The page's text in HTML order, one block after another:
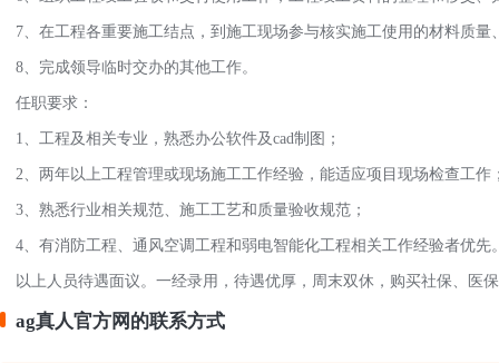
7、在工程各重要施工结点，到施工现场参与核实施工使用的材料质量
8、完成领导临时交办的其他工作。
任职要求：
1、工程及相关专业，熟悉办公软件及cad制图；
2、两年以上工程管理或现场施工工作经验，能适应项目现场检查工作
3、熟悉行业相关规范、施工工艺和质量验收规范；
4、有消防工程、通风空调工程和弱电智能化工程相关工作经验者优先
以上人员待遇面议。一经录用，待遇优厚，周末双休，购买社保、医
ag真人官方网的联系方式